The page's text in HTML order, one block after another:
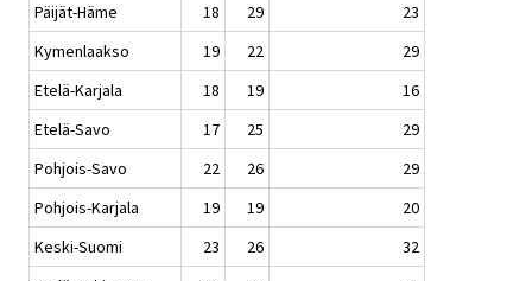
Päijät-Häme
18 29
23
Kymenlaakso
19 22
29
Etelä-Karjala
18 19
16
Etelä-Savo
17 25
29
Pohjois-Savo
22 26
29
Pohjois-Karjala
19 19
20
Keski-Suomi
23 26
32